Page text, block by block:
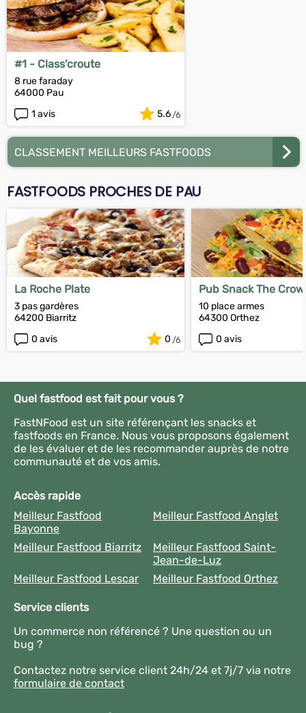
#1 - Class'croute
8 rue faraday
64000 Pau
1 avis
5.6
CLASSEMENT MEILLEURS FASTFOODS
FASTFOODS PROCHES DE PAU
La Roche Plate
3 pas gardères
64200 Biarritz
0 avis
0
Pub Snack The
10 place armes
64300 Orthez
0 avis
Quel fastfood est fait pour vous ?
FastNFood est un site référençant les snacks et
fastfoods en France. Nous vous proposons également
de les évaluer et de les recommander auprès de notre
communauté et de vos amis.
Accès rapide
Meilleur Fastfood
Bayonne
Meilleur Fastfood Anglet
Meilleur Fastfood Biarritz
Meilleur Fastfood Saint-
Jean-de-Luz
Meilleur Fastfood Lescar
Meilleur Fastfood Orthez
Service clients
Un commerce non référencé ? Une question ou un
bug ?
Contactez notre service client 24h/24 et 7j/7 via notre
formulaire de contact